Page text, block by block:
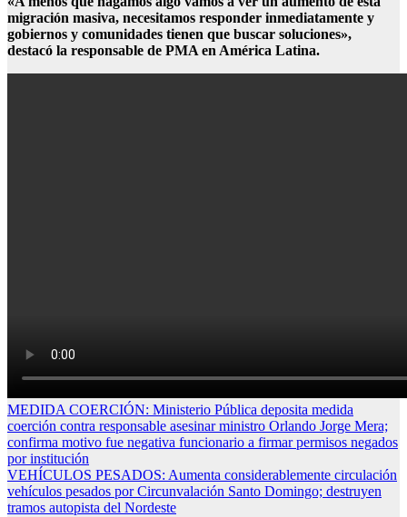
migración masiva, necesitamos responder inmediatamente y
gobiernos y comunidades tienen que buscar soluciones»,
destacó la responsable de PMA en América Latina.
Navegación
de
entradas
MEDIDA COERCIÓN: Ministerio Pública deposita medida
coerción contra responsable asesinar ministro Orlando Jorge Mera;
confirma motivo fue negativa funcionario a firmar permisos negados
por institución
VEHÍCULOS PESADOS: Aumenta considerablemente circulación
vehículos pesados por Circunvalación Santo Domingo; destruyen
tramos autopista del Nordeste